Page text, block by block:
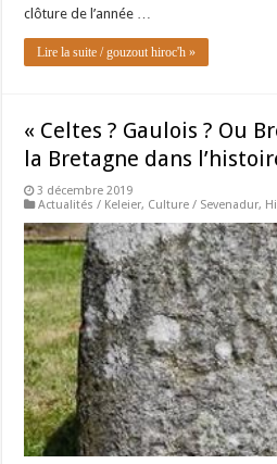
clôture de l’année …
Lire la suite / gouzout hiroc'h »
« Celtes ? Gaulois ? Ou
la Bretagne dans
3 décembre 2019
Actualités / Keleier, Culture / Sevenadur,